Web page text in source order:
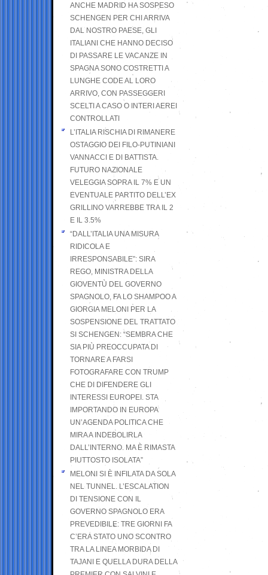
ANCHE MADRID HA SOSPESO
SCHENGEN PER CHI ARRIVA
DAL NOSTRO PAESE, GLI
ITALIANI CHE HANNO DECISO
DI PASSARE LE VACANZE IN
SPAGNA SONO COSTRETTI A
LUNGHE CODE AL LORO
ARRIVO, CON PASSEGGERI
SCELTI A CASO O INTERI AEREI
CONTROLLATI
L’ITALIA RISCHIA DI RIMANERE
OSTAGGIO DEI FILO-PUTINIANI
VANNACCI E DI BATTISTA.
FUTURO NAZIONALE
VELEGGIA SOPRA IL 7% E UN
EVENTUALE PARTITO DELL’EX
GRILLINO VARREBBE TRA IL 2
E IL 3.5%
“DALL’ITALIA UNA MISURA
RIDICOLA E
IRRESPONSABILE”: SIRA
REGO, MINISTRA DELLA
GIOVENTÙ DEL GOVERNO
SPAGNOLO, FA LO SHAMPOO A
GIORGIA MELONI PER LA
SOSPENSIONE DEL TRATTATO
SI SCHENGEN: “SEMBRA CHE
SIA PIÙ PREOCCUPATA DI
TORNARE A FARSI
FOTOGRAFARE CON TRUMP
CHE DI DIFENDERE GLI
INTERESSI EUROPEI. STA
IMPORTANDO IN EUROPA
UN’AGENDA POLITICA CHE
MIRA A INDEBOLIRLA
DALL’INTERNO. MA È RIMASTA
PIUTTOSTO ISOLATA”
MELONI SI È INFILATA DA SOLA
NEL TUNNEL. L’ESCALATION
DI TENSIONE CON IL
GOVERNO SPAGNOLO ERA
PREVEDIBILE: TRE GIORNI FA
C’ERA STATO UNO SCONTRO
TRA LA LINEA MORBIDA DI
TAJANI E QUELLA DURA DELLA